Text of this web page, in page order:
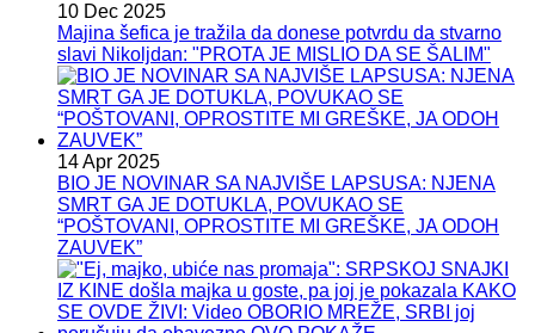
10 Dec 2025
Majina šefica je tražila da donese potvrdu da stvarno
slavi Nikoljdan: "PROTA JE MISLIO DA SE ŠALIM"
14 Apr 2025
BIO JE NOVINAR SA NAJVIŠE LAPSUSA: NJENA
SMRT GA JE DOTUKLA, POVUKAO SE
“POŠTOVANI, OPROSTITE MI GREŠKE, JA ODOH
ZAUVEK”